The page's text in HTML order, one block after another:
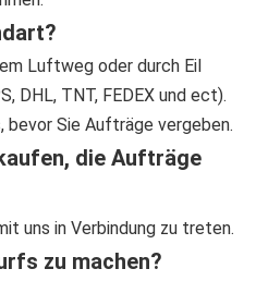
Luftweg oder durch Eil
DHL, TNT, FEDEX und ect).
Sie Aufträge vergeben.
die Aufträge
uns in Verbindung zu treten.
zu machen?